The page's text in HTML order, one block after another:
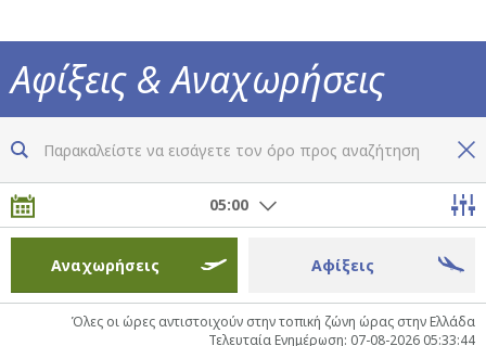
Αφίξεις & Αναχωρήσεις
Τώρα ξέρετε τα πάντα για όλες τις πτήσεις
Αναχωρήσεις Αφίξεις
05:00
Όλες οι ώρες αντιστοιχούν στην τοπική ζώνη ώρας στην Ελλάδα
Τελευταία Ενημέρωση: 07-08-2026 05:33:44